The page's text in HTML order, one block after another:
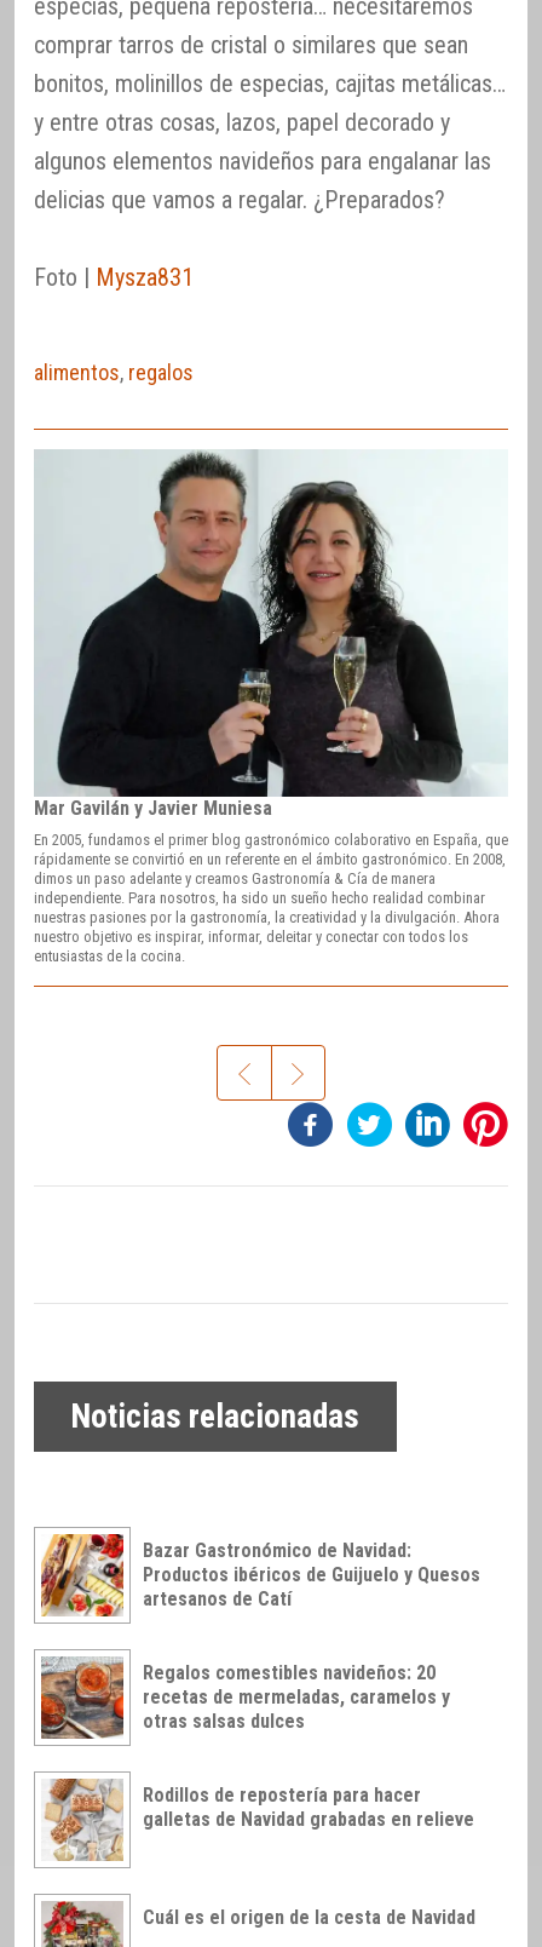
especias, pequeña repostería… necesitaremos
comprar tarros de cristal o similares que sean
bonitos, molinillos de especias, cajitas metálicas…
y entre otras cosas, lazos, papel decorado y
algunos elementos navideños para engalanar las
delicias que vamos a regalar. ¿Preparados?
Foto | Mysza831
alimentos, regalos
Mar Gavilán y Javier Muniesa
En 2005, fundamos el primer blog gastronómico colaborativo en España, que
rápidamente se convirtió en un referente en el ámbito gastronómico. En 2008,
dimos un paso adelante y creamos Gastronomía & Cía de manera
independiente. Para nosotros, ha sido un sueño hecho realidad combinar
nuestras pasiones por la gastronomía, la creatividad y la divulgación. Ahora
nuestro objetivo es inspirar, informar, deleitar y conectar con todos los
entusiastas de la cocina.
Noticias relacionadas
Bazar Gastronómico de Navidad:
Productos ibéricos de Guijuelo y Quesos
artesanos de Catí
Regalos comestibles navideños: 20
recetas de mermeladas, caramelos y
otras salsas dulces
Rodillos de repostería para hacer
galletas de Navidad grabadas en relieve
Cuál es el origen de la cesta de Navidad